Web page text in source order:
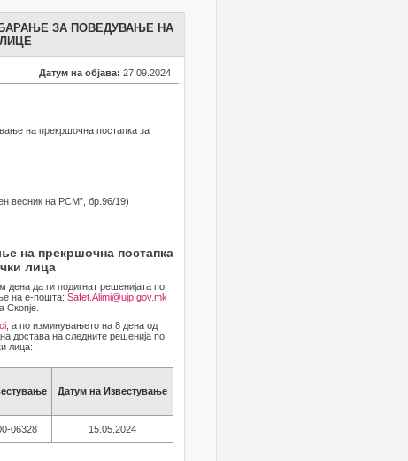
ЗА ПОВЕДУВАЊЕ НА
Датум на објава: 27.09.2024
на прекршочна постапка за
весник на РСМ”, бр.96/19)
на прекршочна постапка
лица
дена да ги подигнат решенијата по
на е-пошта: Safet.Alimi@ujp.gov.mk
Скопје.
, а по изминувањето на 8 дена од
достава на следните решенија по
лица:
Датум на Известување
06328 15.05.2024